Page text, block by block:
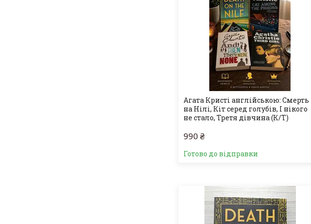
Агата Кристі англійською: Смерть
на Нілі, Кіт серед голубів, І нікого
не стало, Третя дівчина (К/Т)
990 ₴
Готово до відправки